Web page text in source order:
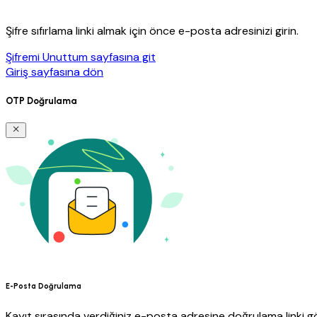
Şifre sıfırlama linki almak için önce e-posta adresinizi girin.
Şifremi Unuttum sayfasına git
Giriş sayfasına dön
OTP Doğrulama
E-Posta Doğrulama